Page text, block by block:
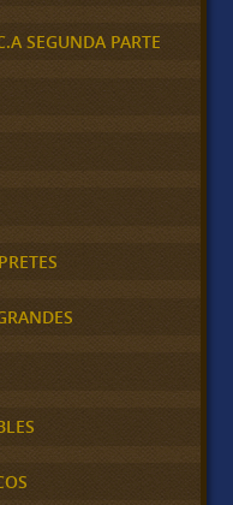
SEGUNDA PARTE